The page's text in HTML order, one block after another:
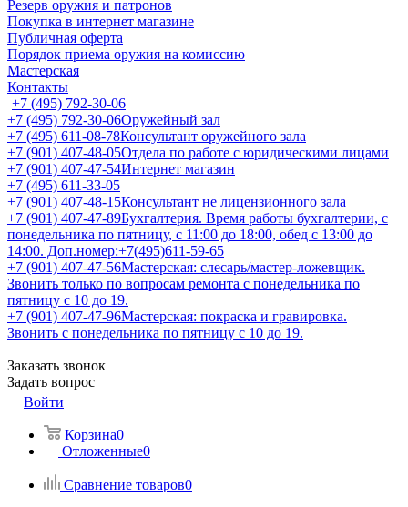
Резерв оружия и патронов
Покупка в интернет магазине
Публичная оферта
Порядок приема оружия на комиссию
Мастерская
Контакты
+7 (495) 792-30-06
+7 (495) 792-30-06Оружейный зал
+7 (495) 611-08-78Консультант оружейного зала
+7 (901) 407-48-05Отдела по работе с юридическими лицами
+7 (901) 407-47-54Интернет магазин
+7 (495) 611-33-05
+7 (901) 407-48-15Консультант не лицензионного зала
+7 (901) 407-47-89Бухгалтерия. Время работы бухгалтерии, с
понедельника по пятницу, с 11:00 до 18:00, обед с 13:00 до
14:00. Доп.номер:+7(495)611-59-65
+7 (901) 407-47-56Мастерская: слесарь/мастер-ложевщик.
Звонить только по вопросам ремонта с понедельника по
пятницу с 10 до 19.
+7 (901) 407-47-96Мастерская: покраска и гравировка.
Звонить с понедельника по пятницу с 10 до 19.
Заказать звонок
Задать вопрос
Войти
Корзина0
Отложенные0
Сравнение товаров0